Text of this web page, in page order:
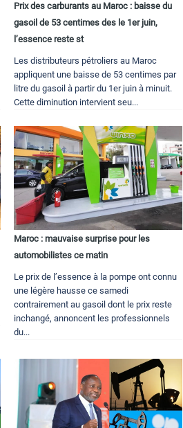
Prix des carburants au Maroc : baisse du
gasoil de 53 centimes des le 1er juin,
l’essence reste st
Les distributeurs pétroliers au Maroc
appliquent une baisse de 53 centimes par
litre du gasoil à partir du 1er juin à minuit.
Cette diminution intervient seu...
Maroc : mauvaise surprise pour les
automobilistes ce matin
Le prix de l’essence à la pompe ont connu
une légère hausse ce samedi
contrairement au gasoil dont le prix reste
inchangé, annoncent les professionnels
du...